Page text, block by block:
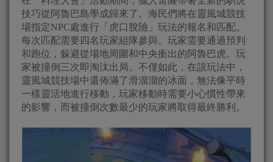
技巧從阿魯巴島學成歸來了。海民們將在靈風城競技
場指定NPC處進行「虎口脫險」玩法的報名和匹配。
每次匹配需要四名玩家組隊參與。玩家需要通過預判
和跑位，躲避從場地周圍和中央衝出的阿魯巴虎。玩
家被撞倒三次即淘汰出局。不僅如此，在該玩法中，
靈風城競技場中還佈滿了滑溜溜的冰面，無法像平時
一樣靈活地進行移動，玩家移動時需要小心慣性帶來
的影響，而被撞倒次數最少的玩家將取得最終勝利。